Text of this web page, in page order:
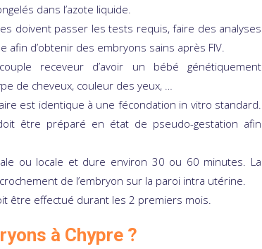
dans l’azote liquide.
doivent passer les tests requis, faire des analyses
d’obtenir des embryons sains après FIV.
receveur d’avoir un bébé génétiquement
de cheveux, couleur des yeux, …
est identique à une fécondation in vitro standard.
être préparé en état de pseudo-gestation afin
ou locale et dure environ 30 ou 60 minutes. La
de l’embryon sur la paroi intra utérine.
être effectué durant les 2 premiers mois.
à Chypre ?